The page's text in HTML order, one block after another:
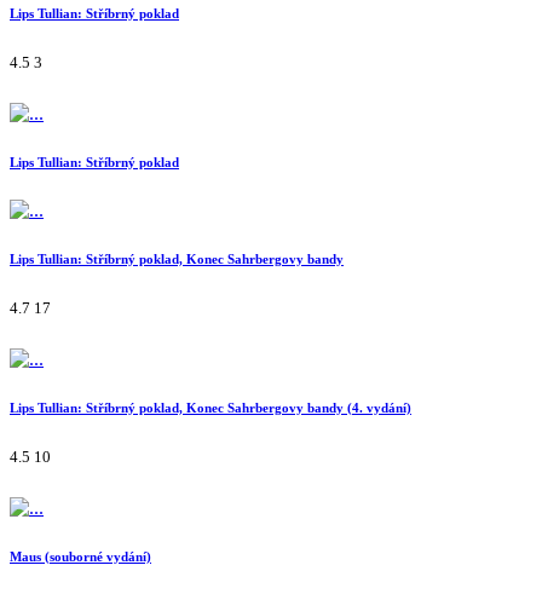
Lips Tullian: Stříbrný poklad
4.5 3
Lips Tullian: Stříbrný poklad
Lips Tullian: Stříbrný poklad, Konec Sahrbergovy bandy
4.7 17
Lips Tullian: Stříbrný poklad, Konec Sahrbergovy bandy (4. vydání)
4.5 10
Maus (souborné vydání)